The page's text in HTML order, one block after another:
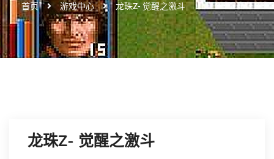
首页 游戏中心 龙珠Z- 觉醒之激斗
龙珠Z- 觉醒之激斗